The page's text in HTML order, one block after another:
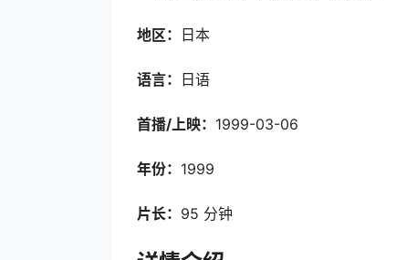
地区： 日本
语言： 日语
首播/上映： 1999-03-06
年份： 1999
片长： 95 分钟